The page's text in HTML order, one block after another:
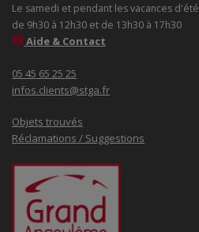
Le samedi et pendant les vacances d'été
de 9h30 à 12h30 et de 13h30 à 17h30
Aide & Contact
05 45 65 25 25
infos.clients@stga.fr
Objets trouvés
Réclamations / Suggestions